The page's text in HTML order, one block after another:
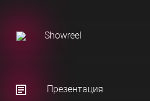
Showreel
Презентация